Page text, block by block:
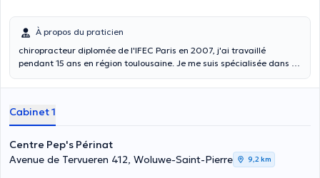
À propos du praticien
chiropracteur diplomée de l'IFEC Paris en 2007, j'ai travaillé
pendant 15 ans en région toulousaine. Je me suis spécialisée dans la
de ma carrière. En dehors du travail en cabinet libéral à Ath,
Toulouse depuis 2008.
Cabinet 1
Centre Pep's Périnat
Avenue de Tervueren 412, Woluwe-Saint-Pierre
9,2 km